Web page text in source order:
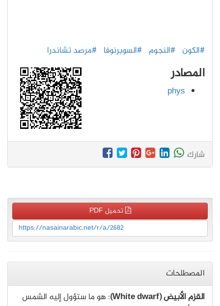
#الكون #النجوم #السوبرنوفا #مرصد تشاندرا
المصادر
phys
شارك
تحميل PDF
https://nasainarabic.net/r/a/2682
المصطلحات
القزم الأبيض (White dwarf)
: هو ما ستؤول إليه الشمس